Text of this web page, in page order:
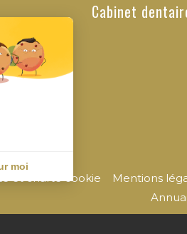
Cabinet
et charte cookie Mentions